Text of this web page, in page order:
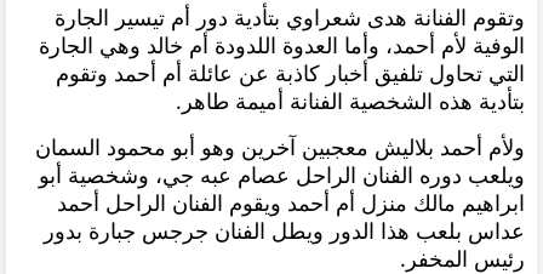
وتقوم الفنانة هدى شعراوي بتأدية دور أم تيسير الجارة
الوفية لأم أحمد، وأما العدوة اللدودة أم خالد وهي الجارة
التي تحاول تلفيق أخبار كاذبة عن عائلة أم أحمد وتقوم
بتأدية هذه الشخصية الفنانة أميمة طاهر.
ولأم أحمد بلاليش معجبين آخرين وهو أبو محمود السمان
ويلعب دوره الفنان الراحل عصام عبه جي، وشخصية أبو
ابراهيم مالك منزل أم أحمد ويقوم الفنان الراحل أحمد
عداس بلعب هذا الدور ويطل الفنان جرجس جبارة بدور
رئيس المخفر.